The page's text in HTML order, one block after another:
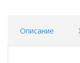
Описание